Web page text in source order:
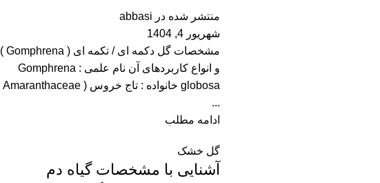
منتشر شده در abbasi
شهریور 4, 1404
مشخصات گل دکمه ای / تکمه ای ( Gomphrena )
و انواع کاربردهای آن نام علمی : Gomphrena
globosa خانواده : تاج خروس ( Amaranthaceae
...
ادامه مطلب
گل خشک
آشنایی با مشخصات گیاه دم